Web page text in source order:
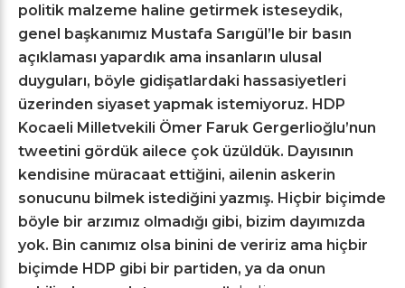
politik malzeme haline getirmek isteseydik,
genel başkanımız Mustafa Sarıgül’le bir basın
açıklaması yapardık ama insanların ulusal
duyguları, böyle gidişatlardaki hassasiyetleri
üzerinden siyaset yapmak istemiyoruz. HDP
Kocaeli Milletvekili Ömer Faruk Gergerlioğlu’nun
tweetini gördük ailece çok üzüldük. Dayısının
kendisine müracaat ettiğini, ailenin askerin
sonucunu bilmek istediğini yazmış. Hiçbir biçimde
böyle bir arzımız olmadığı gibi, bizim dayımızda
yok. Bin canımız olsa binini de veririz ama hiçbir
biçimde HDP gibi bir partiden, ya da onun